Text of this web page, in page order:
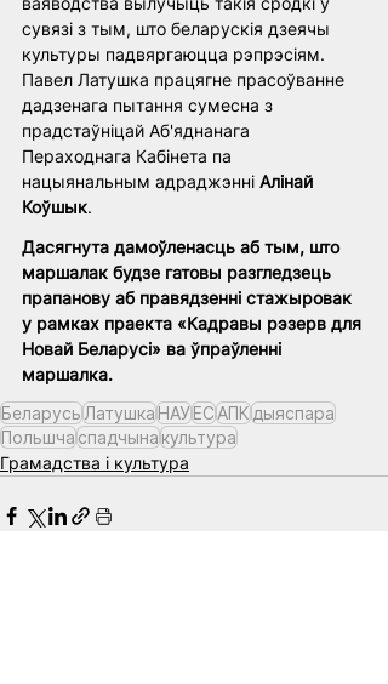
сувязі з тым, што беларускія дзеячы
культуры падвяргаюцца рэпрэсіям.
Павел Латушка працягне прасоўванне
дадзенага пытання сумесна з
прадстаўніцай Аб'яднанага
Пераходнага Кабінета па
нацыянальным адраджэнні Алінай
Коўшык.
Дасягнута дамоўленасць аб тым, што
маршалак будзе гатовы разгледзець
прапанову аб правядзенні стажыровак
у рамках праекта «Кадравы рэзерв для
Новай Беларусі» ва ўпраўленні
маршалка.
БеларусьЛатушкаНАУЕСАПКдыяспара
Польшчаспадчынакультура
Грамадства і культура